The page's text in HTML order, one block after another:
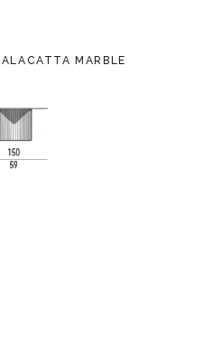
MARBLE